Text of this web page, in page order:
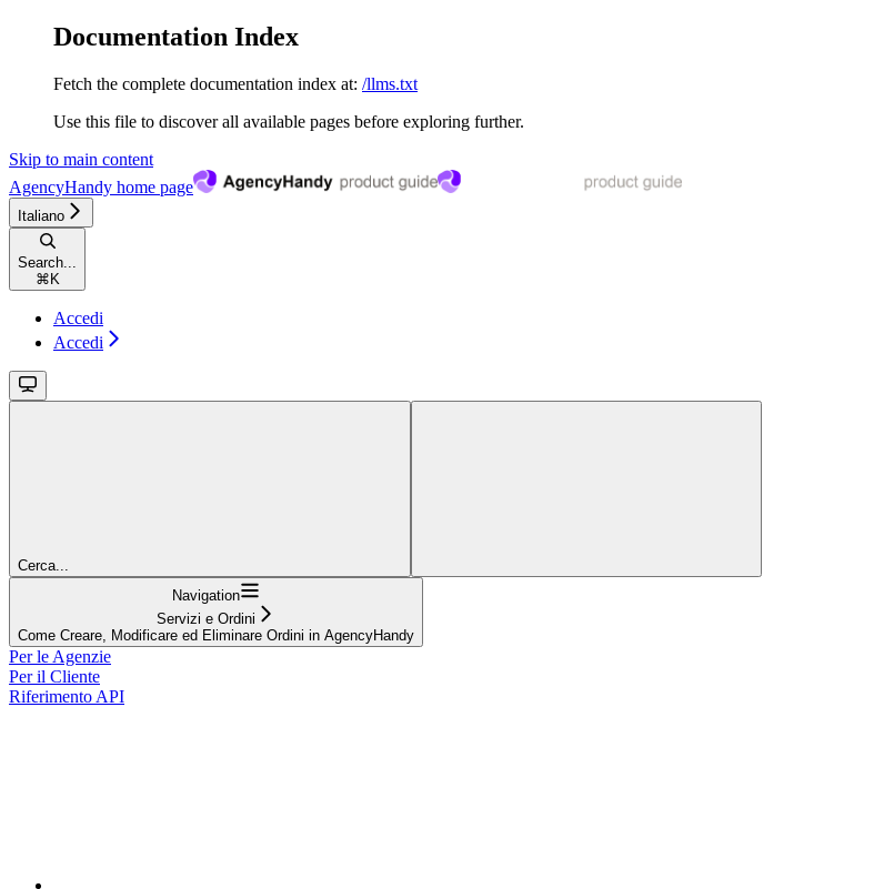
Documentation Index
Fetch the complete documentation index at: /llms.txt
Use this file to discover all available pages before exploring further.
Skip to main content
AgencyHandy home page
Italiano
Search...
⌘ K
Accedi
Accedi
Cerca...
Navigation
Servizi e Ordini
Come Creare, Modificare ed Eliminare Ordini in AgencyHandy
Per le Agenzie
Per il Cliente
Riferimento API